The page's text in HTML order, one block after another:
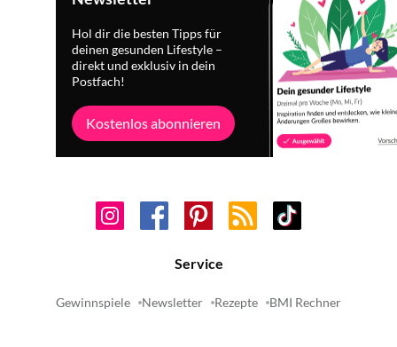
Hol dir die besten Tipps für
deinen gesunden Lifestyle –
direkt und exklusiv in dein
Postfach!
Kostenlos abonnieren
Service
Gewinnspiele Newsletter Rezepte BMI Rechner